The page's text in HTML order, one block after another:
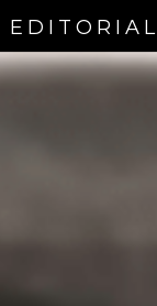
EDITORIAL